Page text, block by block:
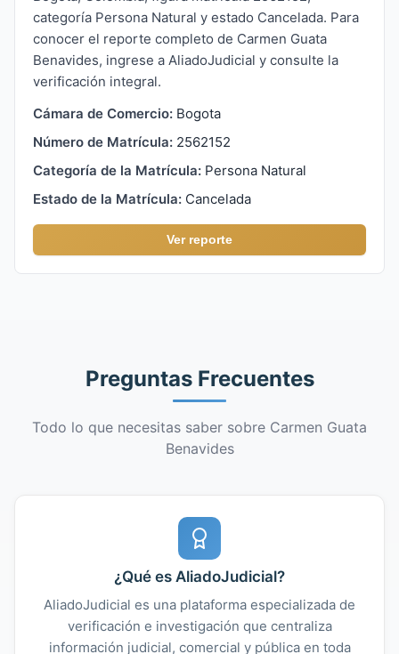
categoría Persona Natural y estado Cancelada. Para
conocer el reporte completo de Carmen Guata
Benavides, ingrese a AliadoJudicial y consulte la
verificación integral.
Cámara de Comercio: Bogota
Número de Matrícula: 2562152
Categoría de la Matrícula: Persona Natural
Estado de la Matrícula: Cancelada
Ver reporte
Preguntas Frecuentes
Todo lo que necesitas saber sobre Carmen Guata
Benavides
¿Qué es AliadoJudicial?
AliadoJudicial es una plataforma especializada de
verificación e investigación que centraliza
información judicial, comercial y pública en toda